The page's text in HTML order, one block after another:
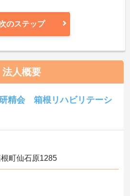
のステップ
法人概要
精会 箱根リハビリテーシ
町仙石原1285